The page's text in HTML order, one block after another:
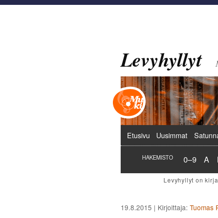
Levyhyllyt
Päävalikko
Etusivu Uusimmat
HAKEMISTO 0–9 A
19.8.2015 | Kirjoittaja: Tuomas